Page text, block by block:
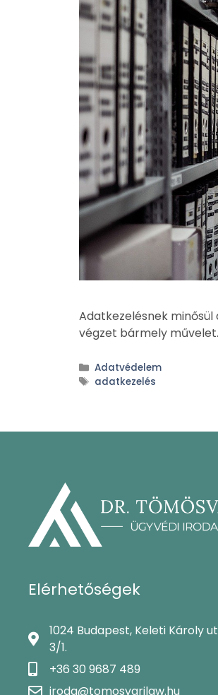
Adatkezelésnek
végzet bármely
Adatvédelem
adatkezelés
Elérhetőségek
1024 Budapest, Keleti Károly
3/1.
+36 30 9687 489
iroda@tomosvarilaw.hu